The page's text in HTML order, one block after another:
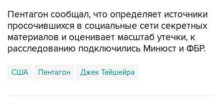
Пентагон сообщал, что определяет источники
просочившихся в социальные сети секретных
материалов и оценивает масштаб утечки, к
расследованию подключились Минюст и ФБР.
США Пентагон Джек Тейшейра